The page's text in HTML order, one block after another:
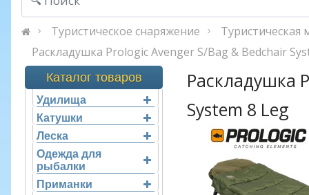
Туристическое снаряжение
Туристическая
Раскладушка Prologic Avenger S/Bag & Bedchair
Каталог товаров
Удилища
Катушки
Леска
Одежда для
рыбалки
Приманки
Раскладушка
System 8 Leg